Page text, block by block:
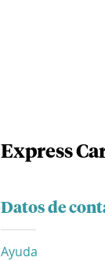
Express
Datos de
Ayuda